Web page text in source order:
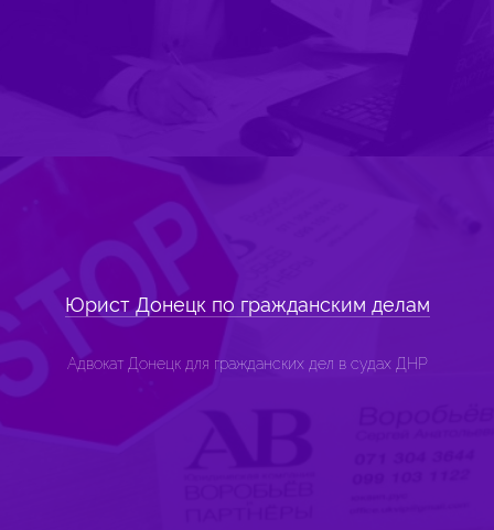
Юрист Донецк по гражданским делам
Адвокат Донецк для гражданских дел в судах ДНР